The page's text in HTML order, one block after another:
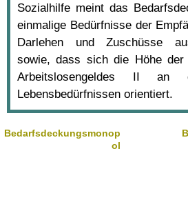
Sozialhilfe meint das
einmalige Bedürfnisse der
Darlehen und Zuschüsse
sowie, dass sich die Höhe der
Arbeitslosengeldes II an
Lebensbedürfnissen orientiert.
Bedarfsdeckungsmonop
ol